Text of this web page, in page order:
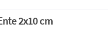
2x10 cm